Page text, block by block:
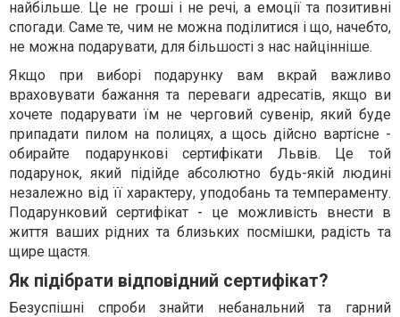
найбільше. Це не гроші і не речі, а емоції та позитивні
спогади. Саме те, чим не можна поділитися і що, начебто,
не можна подарувати, для більшості з нас найцінніше.
Якщо при виборі подарунку вам вкрай важливо
враховувати бажання та переваги адресатів, якщо ви
хочете подарувати їм не черговий сувенір, який буде
припадати пилом на полицях, а щось дійсно вартісне -
обирайте подарункові сертифікати Львів. Це той
подарунок, який підійде абсолютно будь-якій людині
незалежно від її характеру, уподобань та темпераменту.
Подарунковий сертифікат - це можливість внести в
життя ваших рідних та близьких посмішки, радість та
щире щастя.
Як підібрати відповідний сертифікат?
Безуспішні спроби знайти небанальний та гарний